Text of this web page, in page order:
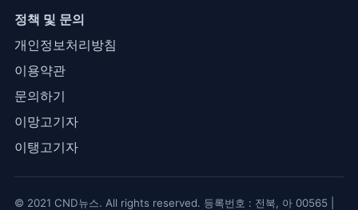
정책 및 문의
개인정보처리방침
이용약관
문의하기
이망고기자
이탱고기자
© 2021 CND뉴스. All rights reserved. 등록번호 : 전북, 아 00565 |